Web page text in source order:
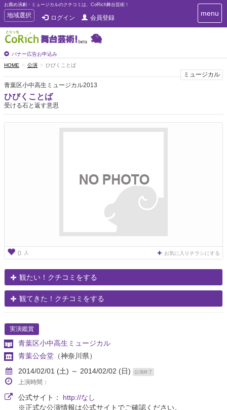
お薦め演劇・ミュージカルのクチコミは、CoRich舞台芸術！
T
o
g
g
e
n
a
v
i
g
a
地域選択 ログイン 会員登録
バナー広告お申込み
T
o
n
g
a
menu
HOME 公演 ひびくことば
ミュージカル
青葉区小中高生ミュージカル2013
ひびくことば
受ける石と返す意思
0 人 お気に入りチラシにする
観たい！クチコミをする
観てきた！クチコミをする
実演鑑賞
青葉区小中高生ミュージカル
青葉公会堂 （神奈川県）
2014/02/01 (土) ～ 2014/02/02 (日)
公演終了
上演時間：
公式サイト： http://なし
※正式な公演情報は公式サイトでご確認ください。